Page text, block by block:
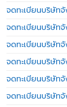
จดทะเบียนบริษัท
จดทะเบียนบริษัท
จดทะเบียนบริษัท
จดทะเบียนบริษัท
จดทะเบียนบริษัท
จดทะเบียนบริษัท